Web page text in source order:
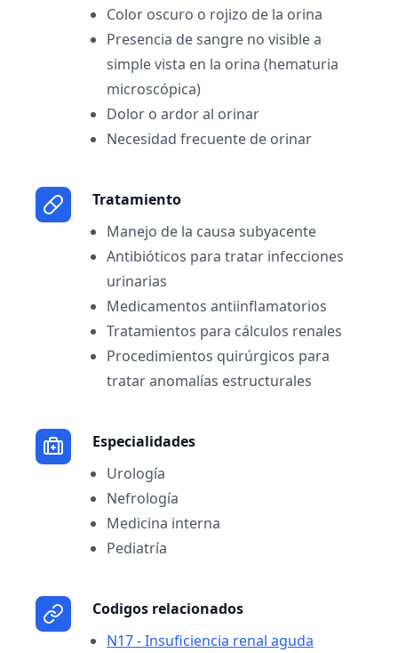
Color oscuro o rojizo de la orina
Presencia de sangre no visible a
simple vista en la orina (hematuria
microscópica)
Dolor o ardor al orinar
Necesidad frecuente de orinar
Tratamiento
Manejo de la causa subyacente
Antibióticos para tratar infecciones
urinarias
Medicamentos antiinflamatorios
Tratamientos para cálculos renales
Procedimientos quirúrgicos para
tratar anomalías estructurales
Especialidades
Urología
Nefrología
Medicina interna
Pediatría
Codigos relacionados
N17 - Insuficiencia renal aguda